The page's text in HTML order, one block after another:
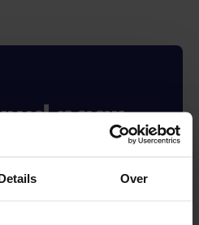
Over
naar